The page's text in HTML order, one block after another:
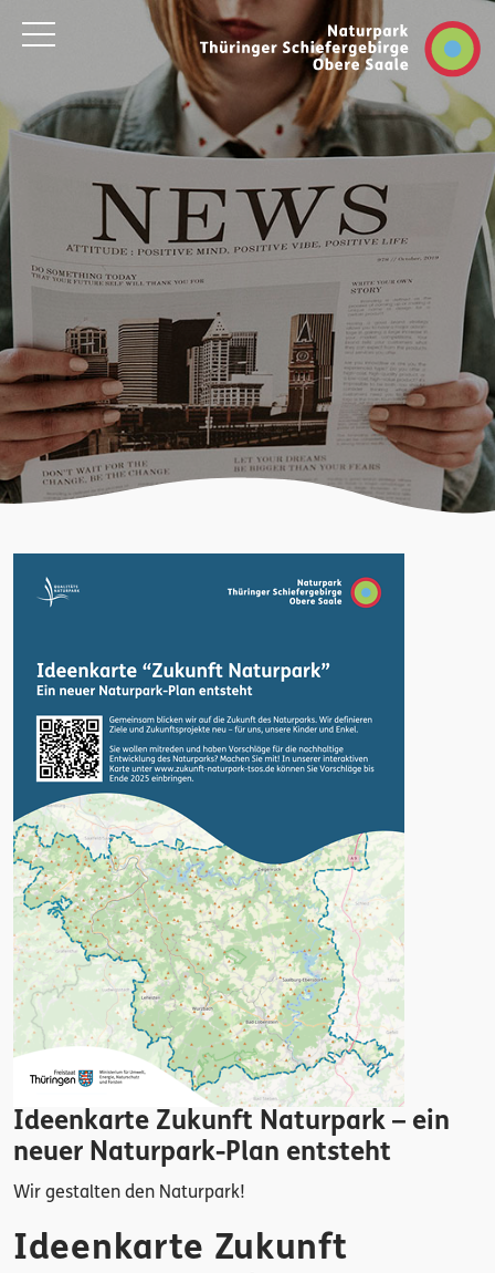
Ideenkarte Zukunft Naturpark – ein
neuer Naturpark-Plan entsteht
Wir gestalten den Naturpark!
Ideenkarte Zukunft